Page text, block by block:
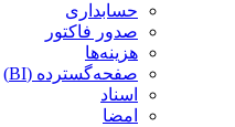
حسابداری
صدور فاکتور
هزینه‌ها
صفحه‌گسترده (BI)
اسناد
امضا